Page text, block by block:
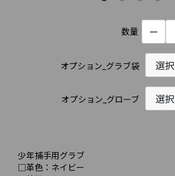
数量 －
オプション_グラブ袋
オプション_グローブ
少年捕手用グラブ
□革色：ネイビー